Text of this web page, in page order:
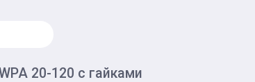
20-120 с гайками